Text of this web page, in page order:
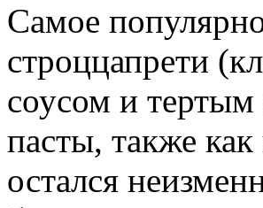
Самое
строццапрети
соусом и тертым
пасты, также
остался